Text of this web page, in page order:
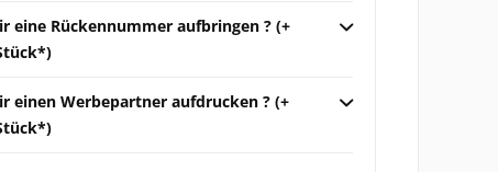
eine Rückennummer aufbringen ? (+
einen Werbepartner aufdrucken ? (+